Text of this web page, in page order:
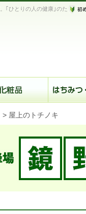
｢ひとりの人の健康｣のた
> 屋上のトチノキ